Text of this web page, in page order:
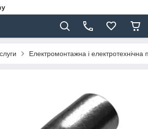
Електромонтажна і електротехнічна